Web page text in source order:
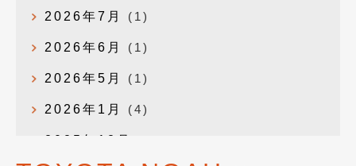
2026年7月 (1)
2026年6月 (1)
2026年5月 (1)
2026年1月 (4)
2025年12月